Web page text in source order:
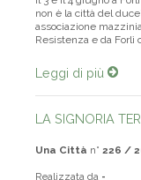
non è la città del
associazione
Resistenza e da Forlì
Leggi di più
LA SIGNORIA
Una Città n° 226 /
Realizzata da -